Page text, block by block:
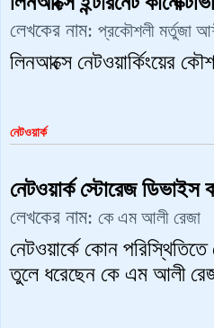
লেখকের নাম: প্রকৌশলী মর্তুজা
লিনআক্সে নেটওয়ার্কিংয়ের
নেটওয়ার্ক
নেটওয়ার্ক স্টোরেজ ডিভাইস
লেখকের নাম: কে এম আলী রেজা
নেটওয়ার্কে কোন
তুলে ধরেছেন কে এম আলী